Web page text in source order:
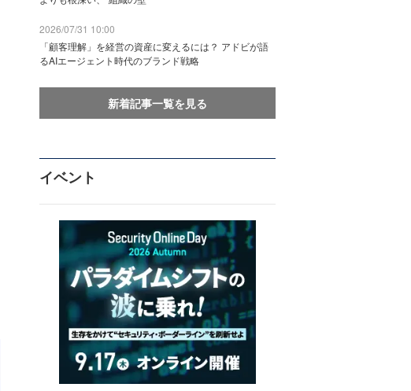
2026/07/31 10:00
「顧客理解」を経営の資産に変えるには？ アドビが語
るAIエージェント時代のブランド戦略
新着記事一覧を見る
イベント